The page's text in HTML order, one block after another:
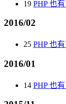
19 PHP 也
2016/02
25 PHP 也
2016/01
14 PHP 也